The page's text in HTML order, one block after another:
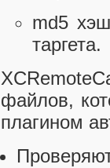
md5
таргета.
файлов,
плагином